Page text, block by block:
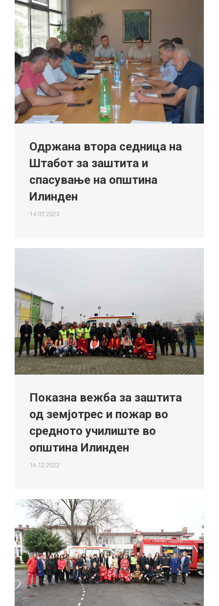
Одржана втора седница на
Штабот за заштита и
спасување на општина
Илинден
14.07.2023
Показна вежба за заштита
од земјотрес и пожар во
средното училиште во
општина Илинден
16.12.2022